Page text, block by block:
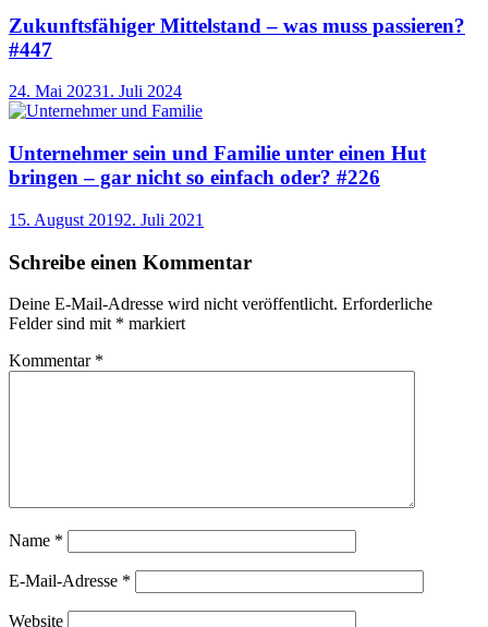
Zukunftsfähiger Mittelstand – was muss passieren?
#447
24. Mai 20231. Juli 2024
Unternehmer sein und Familie unter einen Hut
bringen – gar nicht so einfach oder? #226
15. August 20192. Juli 2021
Schreibe einen Kommentar
Deine E-Mail-Adresse wird nicht veröffentlicht. Erforderliche
Felder sind mit * markiert
Kommentar *
Name *
E-Mail-Adresse *
Website